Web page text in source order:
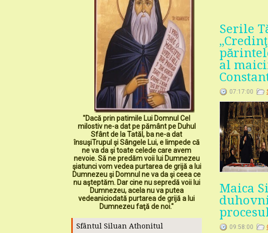
"Dacă prin patimile Lui Domnul Cel
milostiv ne-a dat pe pământ pe Duhul
Sfânt de la Tatăl, ba ne-a dat
însuşiTrupul şi Sângele Lui, e limpede că
ne va da şi toate celede care avem
nevoie. Să ne predăm voii lui Dumnezeu
şiatunci vom vedea purtarea de grijă a lui
Dumnezeu şi Domnul ne va da şi ceea ce
nu aşteptăm. Dar cine nu sepredă voii lui
Dumnezeu, acela nu va putea
vedeaniciodată purtarea de grijă a lui
Dumnezeu faţă de noi."
Sfântul Siluan Athonitul
Serile
al
07:17:00
Maica
09:58:00